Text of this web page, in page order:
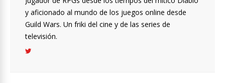
y aficionado al mundo de los juegos online desde
Guild Wars. Un friki del cine y de las series de
televisión.